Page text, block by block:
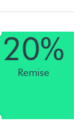
20%
Remise